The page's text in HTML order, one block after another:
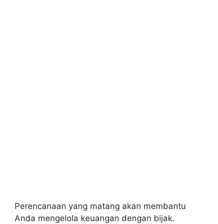
Perencanaan yang matang akan membantu
Anda mengelola keuangan dengan bijak.